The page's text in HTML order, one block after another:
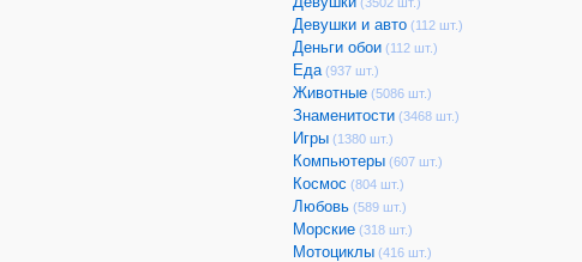
Девушки и авто (112 шт.)
Деньги обои (112 шт.)
Еда (937 шт.)
Животные (5086 шт.)
Знаменитости (3468 шт.)
Игры (1380 шт.)
Компьютеры (607 шт.)
Космос (804 шт.)
Любовь (589 шт.)
Морские (318 шт.)
Мотоциклы (416 шт.)